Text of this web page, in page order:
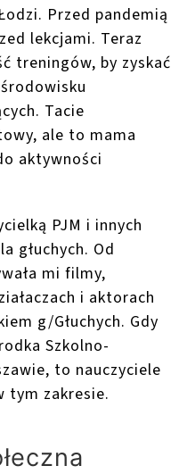
Przed pandemią
lekcjami. Teraz
treningów, by zyskać
Tacie
ale to mama
aktywności
PJM i innych
głuchych. Od
mi filmy,
i aktorach
g/Głuchych. Gdy
Szkolno-
to nauczyciele
tym zakresie.